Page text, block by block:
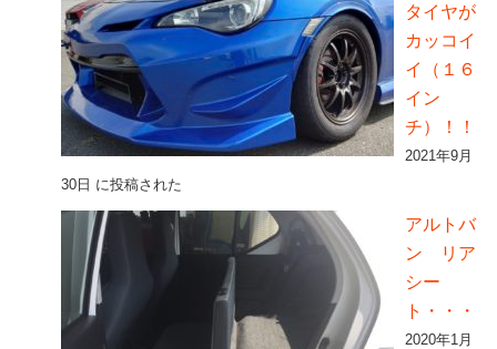
タイヤが
カッコイ
イ（１６
イン
チ）！！
2021年9月
30日 に投稿された
アルトバ
ン リア
シー
ト・・・
2020年1月